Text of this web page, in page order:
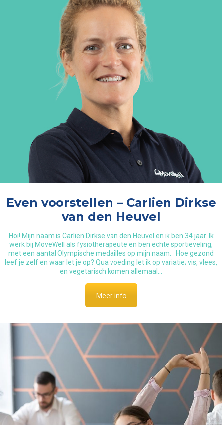
Even voorstellen – Carlien Dirkse
van den Heuvel
Hoi! Mijn naam is Carlien Dirkse van den Heuvel en ik ben 34 jaar. Ik
werk bij MoveWell als fysiotherapeute en ben echte sportieveling,
met een aantal Olympische medailles op mijn naam. Hoe gezond
leef je zelf en waar let je op? Qua voeding let ik op variatie; vis, vlees,
en vegetarisch komen allemaal…
Meer info